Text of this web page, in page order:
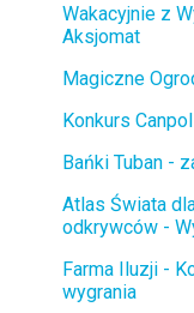
Wakacyjnie z
Aksjomat
Magiczne
Konkurs Canpol
Bańki Tuban -
Atlas Świata
odkrywców -
Farma Iluzji -
wygrania